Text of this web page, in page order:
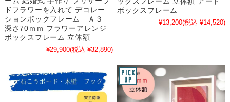
ドフラワーを入れて デコレー
ションボックフレーム Ａ３
深さ70ｍｍ フラワーアレンジ
ボックスフレーム 立体額
¥29,900(税込 ¥32,890)
ボックスフレーム
¥13,200(税込 ¥14,520)